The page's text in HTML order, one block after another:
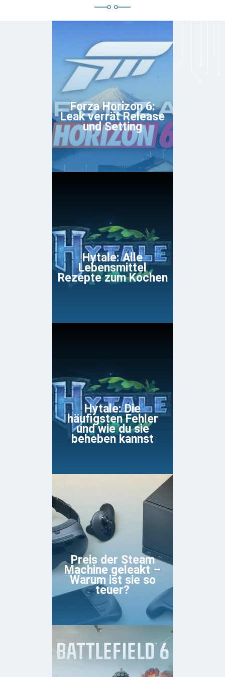
Forza Horizon 6:
Leak verrät Release
und Setting
Hytale: Alle
Lebensmittel
Rezepte zum Kochen
Hytale: Die
häufigsten Fehler
und wie du sie
beheben kannst
Preis der Steam
Machine geleakt –
Warum ist sie so
teuer?